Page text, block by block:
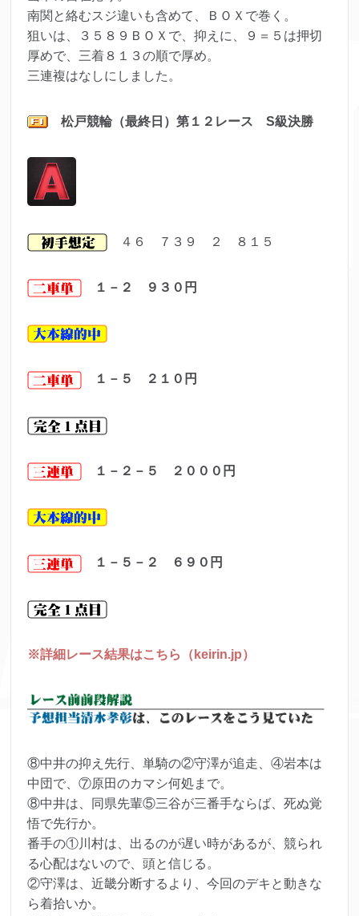
南関と絡むスジ違いも含めて、ＢＯＸで巻く。
狙いは、３５８９ＢＯＸで、抑えに、９＝５は押切
厚めで、三着８１３の順で厚め。
三連複はなしにしました。
松戸競輪（最終日）第１２レース S級決勝
４６ ７３９ ２ ８１５
１－２ ９３０円
１－５ ２１０ 円
１－２－５ ２０００ 円
１－５－２ ６９０円
※詳細レース結果はこちら（keirin.jp）
⑧中井の抑え先行、単騎の②守澤が追走、④岩本は
中団で、⑦原田のカマシ何処まで。
⑧中井は、同県先輩⑤三谷が三番手ならば、死ぬ覚
悟で先行か。
番手の①川村は、出るのが遅い時があるが、競られ
る心配はないので、頭と信じる。
②守澤は、近畿分断するより、今回のデキと動きな
ら着拾いか。